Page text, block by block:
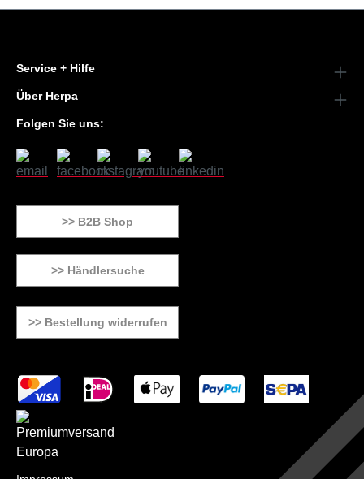
Service + Hilfe
Über Herpa
Folgen Sie uns:
>> B2B Shop
>> Händlersuche
>> Bestellung widerrufen